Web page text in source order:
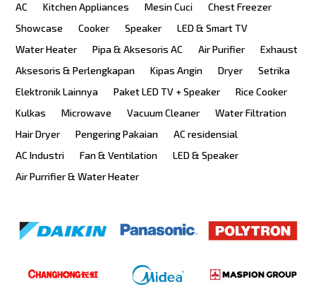
AC Kitchen Appliances Mesin Cuci
Chest Freezer
Showcase
Cooker Speaker
LED & Smart TV
Water Heater
Pipa & Aksesoris AC Air Purifier
Exhaust
Aksesoris & Perlengkapan
Kipas Angin Dryer
Setrika
Elektronik Lainnya
Paket LED TV + Speaker
Rice Cooker
Kulkas
Microwave Vacuum Cleaner
Water Filtration
Hair Dryer
Pengering Pakaian
AC residensial
AC Industri
Fan & Ventilation
LED & Speaker
Air Purrifier & Water Heater